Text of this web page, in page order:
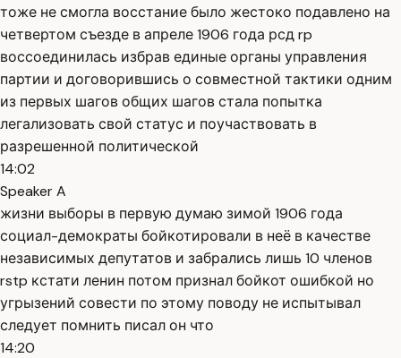
тоже не смогла восстание было жестоко подавлено на
четвертом съезде в апреле 1906 года рсд rp
воссоединилась избрав единые органы управления
партии и договорившись о совместной тактики одним
из первых шагов общих шагов стала попытка
легализовать свой статус и поучаствовать в
разрешенной политической
14:02
Speaker A
жизни выборы в первую думаю зимой 1906 года
социал-демократы бойкотировали в неё в качестве
независимых депутатов и забрались лишь 10 членов
rstp кстати ленин потом признал бойкот ошибкой но
угрызений совести по этому поводу не испытывал
следует помнить писал он что
14:20